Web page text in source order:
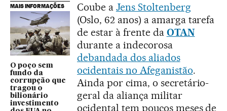
MAIS INFORMAÇÕES
O poço sem
fundo da
corrupção que
tragou o
bilionário
investimento
Coube a Jens Stoltenberg
(Oslo, 62 anos) a amarga tarefa
de estar à frente da OTAN
durante a indecorosa
debandada dos aliados
ocidentais no Afeganistão.
Ainda por cima, o secretário-
geral da aliança militar
ocidental tem poucos meses de